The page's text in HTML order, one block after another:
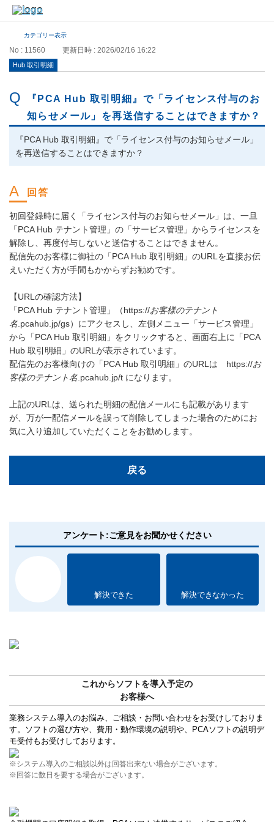
カテゴリー表示
No : 11560 更新日時 : 2026/02/16 16:22
Hub 取引明細
『PCA Hub 取引明細』で「ライセンス付与のお
知らせメール」を再送信することはできますか？
『PCA Hub 取引明細』で「ライセンス付与のお知らせメール」
を再送信することはできますか？
初回登録時に届く「ライセンス付与のお知らせメール」は、一旦
「PCA Hub テナント管理」の「サービス管理」からライセンスを
解除し、再度付与しないと送信することはできません。
配信先のお客様に御社の「PCA Hub 取引明細」のURLを直接お伝
えいただく方が手間もかからずお勧めです。
【URLの確認方法】
「PCA Hub テナント管理」（https://お客様のテナント
名.pcahub.jp/gs）にアクセスし、左側メニュー「サービス管理」
から「PCA Hub 取引明細」をクリックすると、画面右上に「PCA
Hub 取引明細」のURLが表示されています。
配信先のお客様向けの「PCA Hub 取引明細」のURLは https://お
客様のテナント名.pcahub.jp/t になります。
上記のURLは、送られた明細の配信メールにも記載があります
が、万が一配信メールを誤って削除してしまった場合のためにお
気に入り追加していただくことをお勧めします。
戻る
アンケート:ご意見をお聞かせください
解決できた 解決できなかった
これからソフトを導入予定の
お客様へ
業務システム導入のお悩み、ご相談・お問い合わせをお受けしておりま
す。ソフトの選び方や、費用・動作環境の説明や、PCAソフトの説明デ
モ受付もお受けしております。
※システム導入のご相談以外は回答出来ない場合がございます。
※回答に数日を要する場合がございます。